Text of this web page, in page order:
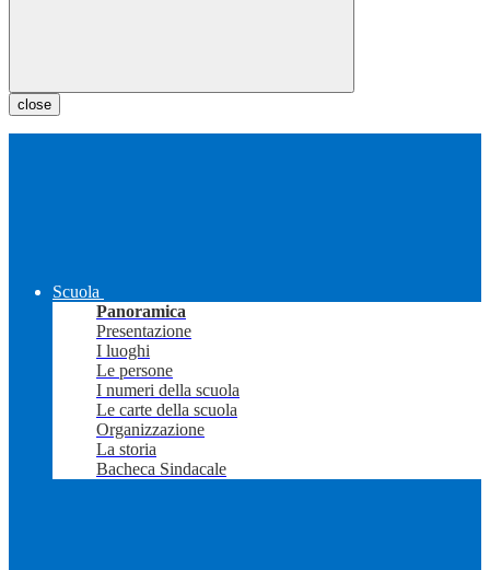
close
Scuola
Panoramica
Presentazione
I luoghi
Le persone
I numeri della scuola
Le carte della scuola
Organizzazione
La storia
Bacheca Sindacale